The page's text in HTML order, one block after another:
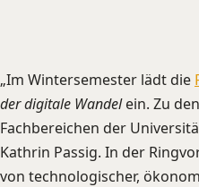
„Im Wintersemester lädt die
der digitale Wandelein. Zu
Fachbereichen der
Kathrin Passig. In der
von technologischer,